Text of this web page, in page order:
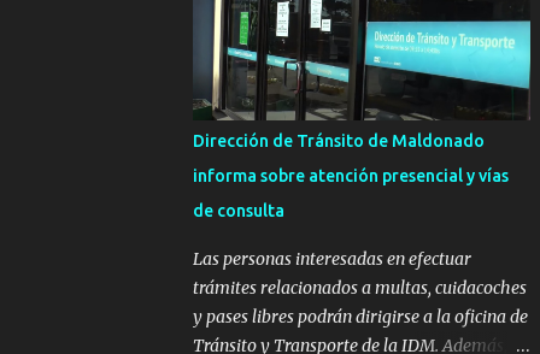
Integra, de la Dirección de Descentralización
e Inversión Pública de OPP, así como aportes
del Gobierno de Canelones y del Ministerio
de Transporte y Obras Públicas. La nueva
infraestructura deportiva consiste en una
hormigón sobre sus laterales. Su destino
será polifuncional, permitiendo la práctica
de eventos culturales. Próximo a la pista, se
instalaron juegos infantiles y equipamiento
urbano (bancos de hormigón y sets de
Dirección de Tránsito de Maldonado
informa sobre atención presencial y vías
de consulta
Las personas interesadas en efectuar
trámites relacionados a multas, cuidacoches
y pases libres podrán dirigirse a la oficina de
Tránsito y Transporte de la IDM. Además, la